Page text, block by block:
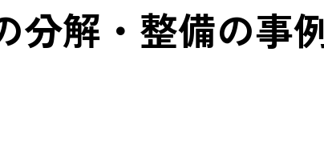
分解・整備の事